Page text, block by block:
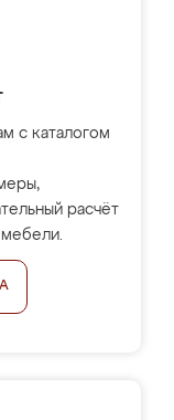
с каталогом
расчёт